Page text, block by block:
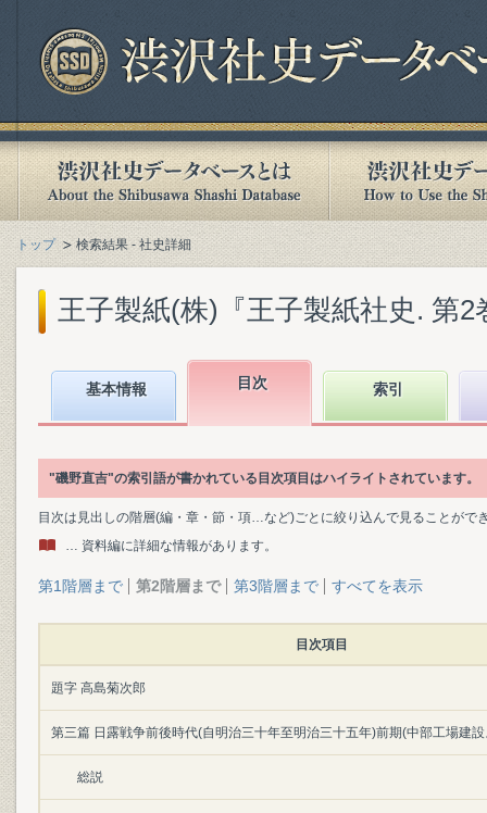
トップ 検索結果 - 社史詳細
王子製紙(株)『王子製紙社史. 第2
基本情報 目次 索引
"磯野直吉"の索引語が書かれている目次項目はハイライトされています。
目次は見出しの階層(編・章・節・項…など)ごとに絞り込んで見ることがで
… 資料編に詳細な情報があります。
第1階層まで 第2階層まで 第3階層まで すべてを表示
目次項目
題字 高島菊次郎
第三篇 日露戦争前後時代(自明治三十年至明治三十五年)前期(中部工場建
総説